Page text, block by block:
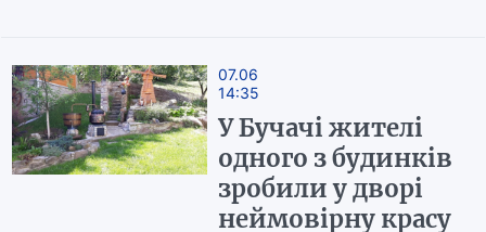
07.06
14:35
У Бучачі жителі
одного з будинків
зробили у дворі
неймовірну красу